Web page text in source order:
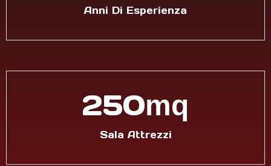
Anni Di Esperienza
250mq
Sala Attrezzi